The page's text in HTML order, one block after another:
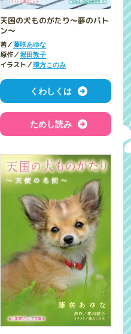
天国の犬ものがたり～夢のバト
ン～
著／藤咲あゆな
原作／堀田敦子
イラスト／環方このみ
くわしくは
ためし読み